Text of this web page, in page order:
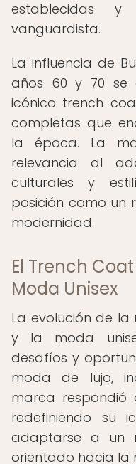
establecidas
vanguardista.
La influencia de
años 60 y 70 se
icónico trench
completas que
la época. La
relevancia al
culturales y
posición como un
modernidad.
El Trench
Moda Unisex
La evolución de
y la moda
desafíos y
moda de lujo,
marca respondió
redefiniendo su
adaptarse a un
orientado hacia la